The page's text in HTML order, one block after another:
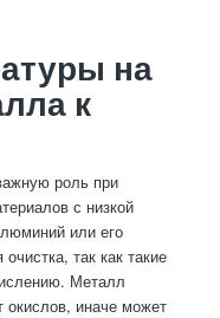
на
к
роль при
с низкой
или его
так как такие
Металл
иначе может